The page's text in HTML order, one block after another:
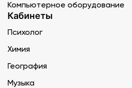
Компьютерное оборудование
Кабинеты
Психолог
Химия
География
Музыка